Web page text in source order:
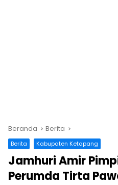
Beranda Berita
Berita Kabupaten Ketapang
Jamhuri Amir
Perumda Tirta